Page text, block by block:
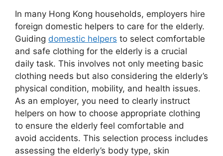
In many Hong Kong households, employers hire
foreign domestic helpers to care for the elderly.
Guiding domestic helpers to select comfortable
and safe clothing for the elderly is a crucial
daily task. This involves not only meeting basic
clothing needs but also considering the elderly’s
physical condition, mobility, and health issues.
As an employer, you need to clearly instruct
helpers on how to choose appropriate clothing
to ensure the elderly feel comfortable and
avoid accidents. This selection process includes
assessing the elderly’s body type, skin